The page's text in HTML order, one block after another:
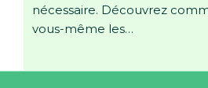
nécessaire. Découvrez
vous-même les…